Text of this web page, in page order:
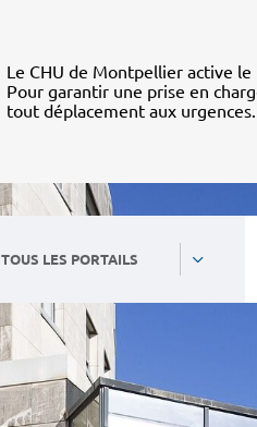
Le CHU de Montpellier active
Pour garantir une prise en
tout déplacement aux urgences.
TOUS LES PORTAILS